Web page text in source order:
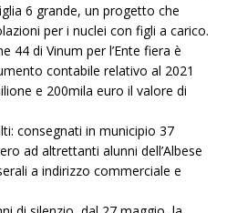
6 grande, un progetto che
per i nuclei con figli a carico.
44 di Vinum per l’Ente fiera è
contabile relativo al 2021
e 200mila euro il valore di
consegnati in municipio 37
ad altrettanti alunni dell’Albese
a indirizzo commerciale e